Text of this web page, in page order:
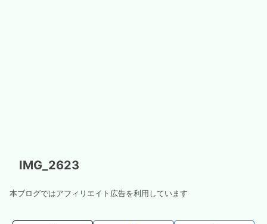
IMG_2623
本ブログではアフィリエイト広告を利用しています